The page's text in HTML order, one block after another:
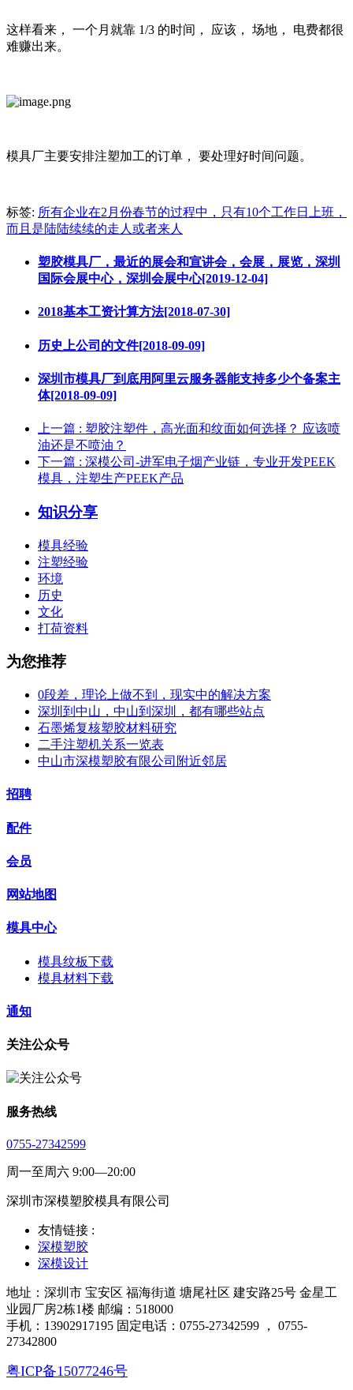
这样看来， 一个月就靠 1/3 的时间， 应该， 场地， 电费都很
难赚出来。
模具厂主要安排注塑加工的订单， 要处理好时间问题。
标签: 所有企业在2月份春节的过程中，只有10个工作日上班，
而且是陆陆续续的走人或者来人
塑胶模具厂，最近的展会和宣讲会，会展，展览，深圳
国际会展中心，深圳会展中心[2019-12-04]
2018基本工资计算方法[2018-07-30]
历史上公司的文件[2018-09-09]
深圳市模具厂到底用阿里云服务器能支持多少个备案主
体[2018-09-09]
上一篇 : 塑胶注塑件，高光面和纹面如何选择？ 应该喷
油还是不喷油？
下一篇 : 深模公司-进军电子烟产业链，专业开发PEEK
模具，注塑生产PEEK产品
知识分享
模具经验
注塑经验
环境
历史
文化
打荷资料
为您推荐
0段差，理论上做不到，现实中的解决方案
深圳到中山，中山到深圳，都有哪些站点
石墨烯复核塑胶材料研究
二手注塑机关系一览表
中山市深模塑胶有限公司附近邻居
招聘
配件
会员
网站地图
模具中心
模具纹板下载
模具材料下载
通知
关注公众号
服务热线
0755-27342599
周一至周六 9:00—20:00
深圳市深模塑胶模具有限公司
友情链接 :
深模塑胶
深模设计
地址：深圳市 宝安区 福海街道 塘尾社区 建安路25号 金星工
业园厂房2栋1楼 邮编：518000
手机：13902917195 固定电话：0755-27342599 ， 0755-
27342800
粤ICP备15077246号